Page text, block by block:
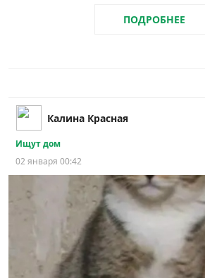
ПОДРОБНЕЕ
Калина Красная
Ищут дом
02 января 00:42